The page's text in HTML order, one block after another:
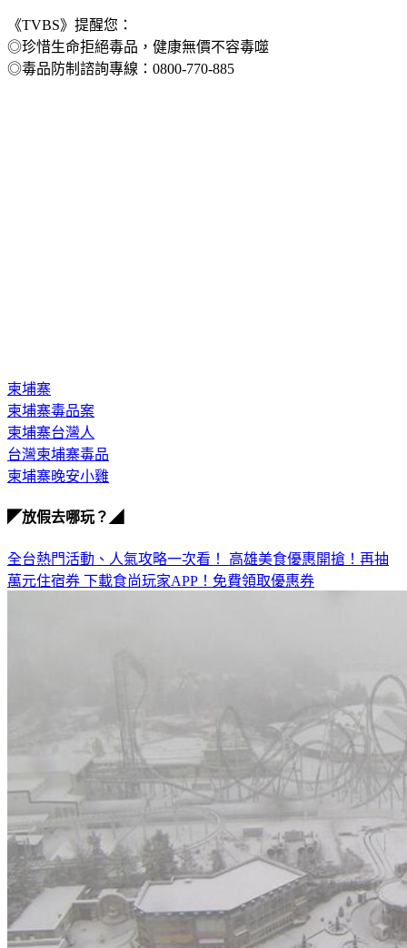
《TVBS》提醒您：
◎珍惜生命拒絕毒品，健康無價不容毒噬
◎毒品防制諮詢專線：0800-770-885
柬埔寨
柬埔寨毒品案
柬埔寨台灣人
台灣柬埔寨毒品
柬埔寨晚安小雞
◤放假去哪玩？◢
全台熱門活動、人氣攻略一次看！ 高雄美食優惠開搶！再抽
萬元住宿券 下載食尚玩家APP！免費領取優惠券